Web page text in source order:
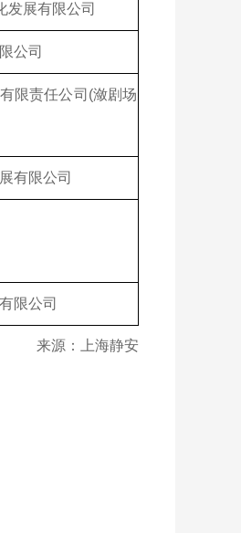
发展有限公司
公司
限责任公司(潋剧场
有限公司
限公司
来源：上海静安